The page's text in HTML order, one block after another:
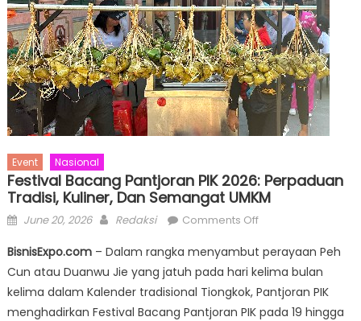
Event Nasional
Festival Bacang Pantjoran PIK 2026: Perpaduan
Tradisi, Kuliner, Dan Semangat UMKM
Posted
June 20, 2026 Author
Redaksi Comments Offon
Bacang
Pantjoran
PIK
2026:
BisnisExpo.com– Dalam rangka menyambut perayaan Peh
Cun atau Duanwu Jie yang jatuh pada hari kelima bulan
kelima dalam Kalender tradisional Tiongkok, Pantjoran PIK
menghadirkan Festival Bacang Pantjoran PIK pada 19 hingga